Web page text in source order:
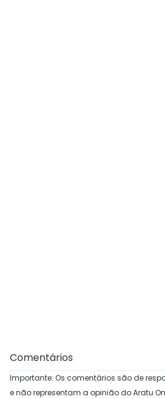
Comentários
Importante: Os comentários são de
e não representam a opinião do Aratu